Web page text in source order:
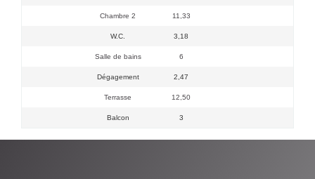
Chambre 2 11,33
W.C. 3,18
Salle de bains 6
Dégagement 2,47
Terrasse 12,50
Balcon 3